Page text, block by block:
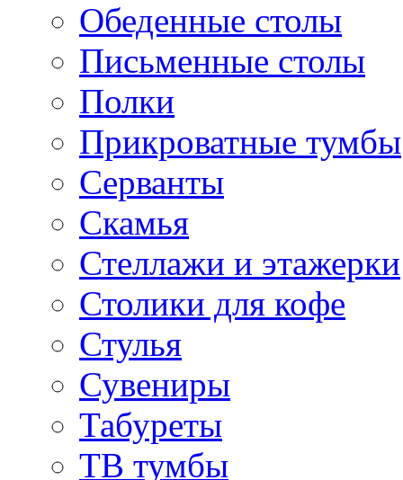
Обеденные столы
Письменные столы
Полки
Прикроватные тумбы
Серванты
Скамья
Стеллажи и этажерки
Столики для кофе
Стулья
Сувениры
Табуреты
ТВ тумбы